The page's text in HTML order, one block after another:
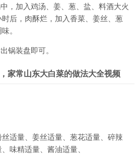
，加入鸡汤、姜、葱、盐、料酒大火
后，肉酥烂，加入香菜、姜丝、葱
。
锅装盘即可。
家常山东大白菜的做法大全视频
量、姜丝适量、葱花适量、碎辣
味精适量、酱油适量、